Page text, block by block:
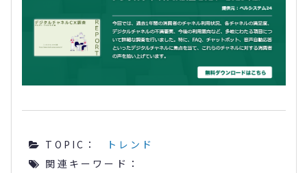
TOPIC：
トレンド
関連キーワード：